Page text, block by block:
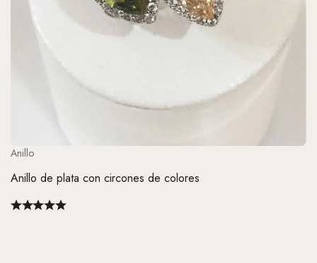
Anillo
Anillo de plata con circones de colores